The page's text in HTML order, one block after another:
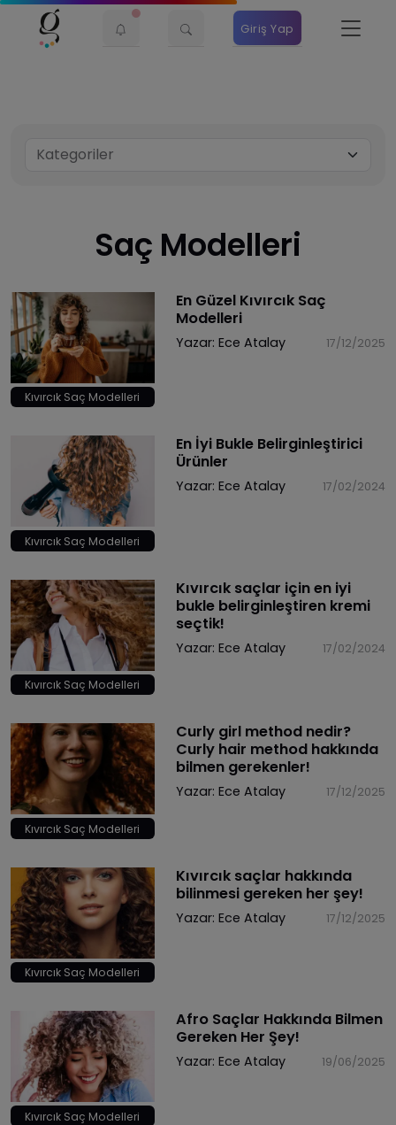
Giriş Yap
Saç Modelleri
Kıvırcık Saç Modelleri
En Güzel Kıvırcık Saç
Modelleri
Yazar: Ece Atalay 17/12/2025
Kıvırcık Saç Modelleri
En İyi Bukle Belirginleştirici
Ürünler
Yazar: Ece Atalay 17/02/2024
Kıvırcık Saç Modelleri
Kıvırcık saçlar için en iyi
bukle belirginleştiren kremi
seçtik!
Yazar: Ece Atalay 17/02/2024
Kıvırcık Saç Modelleri
Curly girl method nedir?
Curly hair method hakkında
bilmen gerekenler!
Yazar: Ece Atalay 17/12/2025
Kıvırcık Saç Modelleri
Kıvırcık saçlar hakkında
bilinmesi gereken her şey!
Yazar: Ece Atalay 17/12/2025
Kıvırcık Saç Modelleri
Afro Saçlar Hakkında Bilmen
Gereken Her Şey!
Yazar: Ece Atalay 19/06/2025